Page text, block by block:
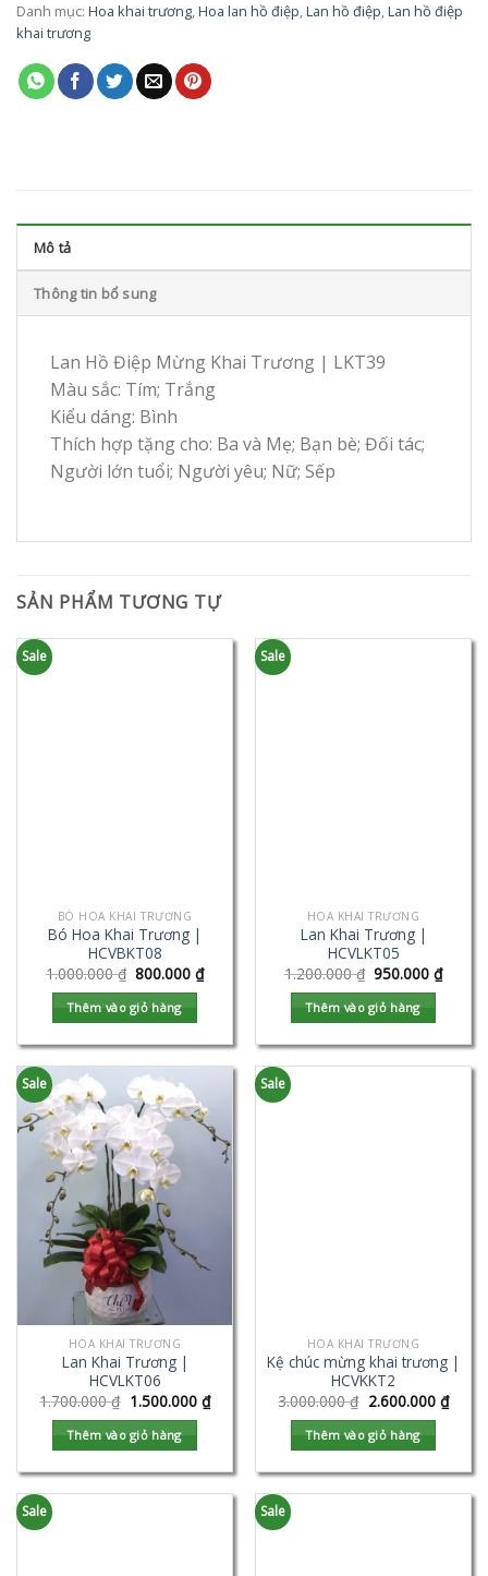
Danh mục: Hoa khai trương,Hoa lan hồ điệp,Lan hồ điệp,Lan hồ điệp
khai trương
Mô tả
Thông tin bổ sung
Lan Hồ Điệp Mừng Khai Trương | LKT39
Màu sắc: Tím; Trắng
Kiểu dáng: Bình
Thích hợp tặng cho: Ba và Mẹ; Bạn bè; Đối tác;
Người lớn tuổi; Người yêu; Nữ; Sếp
SẢN PHẨM TƯƠNG TỰ
Sale
BÓ HOA KHAI TRƯƠNG
Bó Hoa Khai Trương |
HCVBKT08
1.000.000₫ 800.000₫
Thêm vào giỏ hàng
Sale
HOA KHAI TRƯƠNG
Lan Khai Trương |
HCVLKT05
1.200.000₫ 950.000₫
Thêm vào giỏ hàng
Sale
HOA KHAI TRƯƠNG
Lan Khai Trương |
HCVLKT06
1.700.000₫ 1.500.000 ₫
Thêm vào giỏ hàng
Sale
HOA KHAI TRƯƠNG
Kệ chúc mừng khai trương |
HCVKKT2
3.000.000₫ 2.600.000 ₫
Thêm vào giỏ hàng
Sale Sale